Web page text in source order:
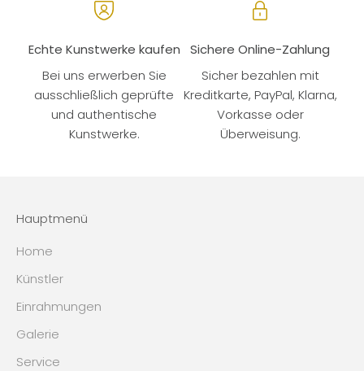
Echte Kunstwerke kaufen
Bei uns erwerben Sie
ausschließlich geprüfte
und authentische
Kunstwerke.
Sichere Online-Zahlung
Sicher bezahlen mit
Kreditkarte, PayPal, Klarna,
Vorkasse oder
Überweisung.
Hauptmenü
Home
Künstler
Einrahmungen
Galerie
Service